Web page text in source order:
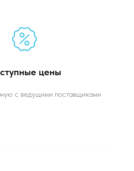
цены
с ведущими поставщиками